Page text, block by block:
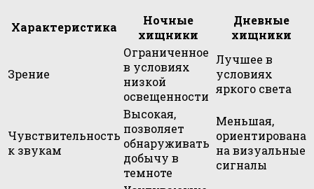
Характеристика
Ночные
хищники
Дневные
хищники
Зрение
Ограниченное
в условиях
низкой
освещенности
Лучшее в
условиях
яркого света
Чувствительность
к звукам
Высокая,
позволяет
обнаруживать
добычу в
темноте
Меньшая,
ориентирована
на визуальные
сигналы